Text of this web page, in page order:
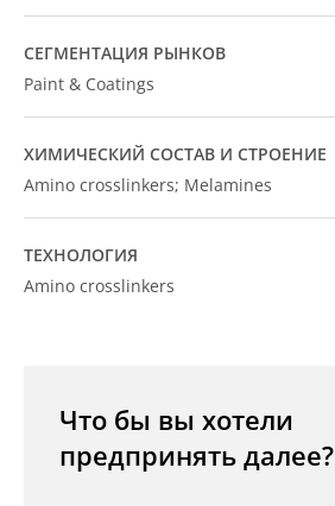
СЕГМЕНТАЦИЯ РЫНКОВ
Paint & Coatings
ХИМИЧЕСКИЙ СОСТАВ И СТРОЕНИЕ
Amino crosslinkers; Melamines
ТЕХНОЛОГИЯ
Amino crosslinkers
Что бы вы хотели
предпринять далее?